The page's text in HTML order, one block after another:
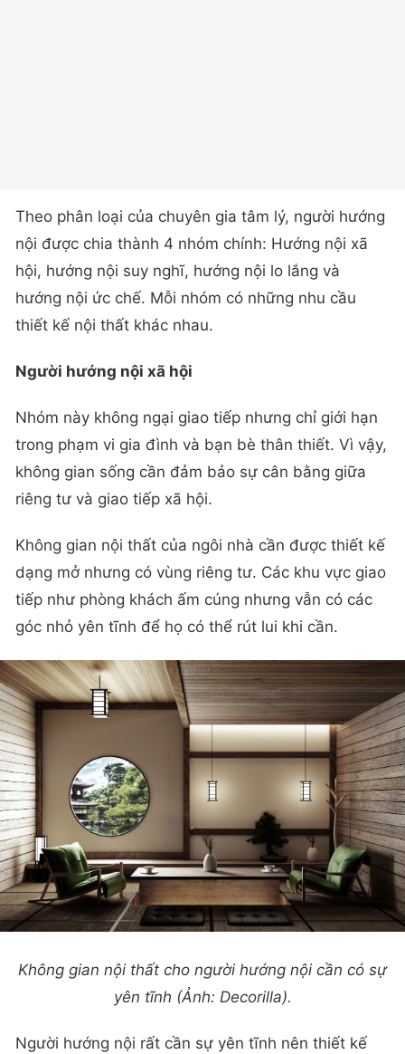
Theo phân loại của chuyên gia tâm lý, người hướng
nội được chia thành 4 nhóm chính: Hướng nội xã
hội, hướng nội suy nghĩ, hướng nội lo lắng và
hướng nội ức chế. Mỗi nhóm có những nhu cầu
thiết kế nội thất khác nhau.
Người hướng nội xã hội
Nhóm này không ngại giao tiếp nhưng chỉ giới hạn
trong phạm vi gia đình và bạn bè thân thiết. Vì vậy,
không gian sống cần đảm bảo sự cân bằng giữa
riêng tư và giao tiếp xã hội.
Không gian nội thất của ngôi nhà cần được thiết kế
dạng mở nhưng có vùng riêng tư. Các khu vực giao
tiếp như phòng khách ấm cúng nhưng vẫn có các
góc nhỏ yên tĩnh để họ có thể rút lui khi cần.
Không gian nội thất cho người hướng nội cần có sự
yên tĩnh (Ảnh: Decorilla).
Người hướng nội rất cần sự yên tĩnh nên thiết kế